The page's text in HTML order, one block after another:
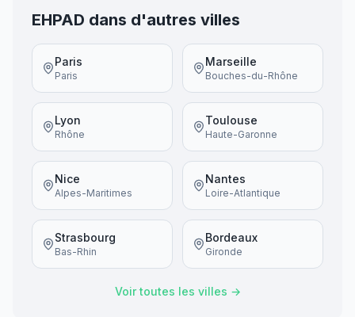
EHPAD dans d'autres villes
Paris
Paris
Marseille
Bouches-du-Rhône
Lyon
Rhône
Toulouse
Haute-Garonne
Nice
Alpes-Maritimes
Nantes
Loire-Atlantique
Strasbourg
Bas-Rhin
Bordeaux
Gironde
Voir toutes les villes →